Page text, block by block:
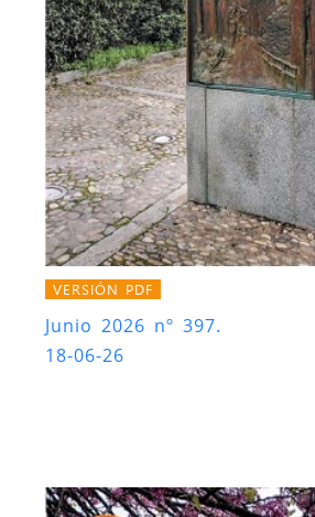
VERSIÓN PDF
Junio 2026 nº 397.
18-06-26